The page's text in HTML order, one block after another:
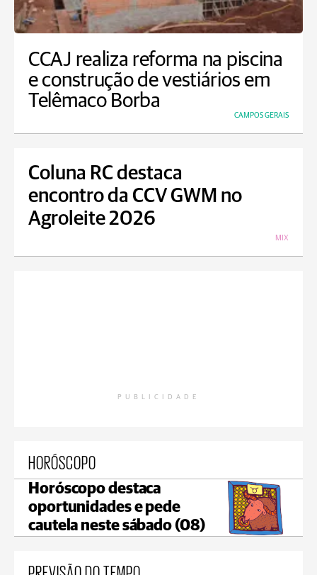
CCAJ realiza reforma na piscina
e construção de vestiários em
Telêmaco Borba
CAMPOS GERAIS
Coluna RC destaca
encontro da CCV GWM no
Agroleite 2026
MIX
PUBLICIDADE
HORÓSCOPO
Horóscopo destaca
oportunidades e pede
cautela neste sábado (08)